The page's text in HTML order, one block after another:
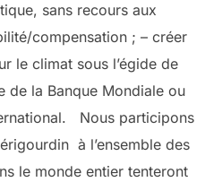
sans recours aux
compensation ; – créer
le climat sous l’égide de
de la Banque Mondiale ou
Nous participons
à l’ensemble des
le monde entier tenteront